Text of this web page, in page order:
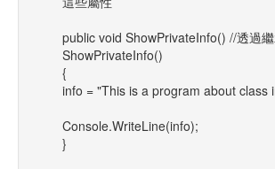
public void ShowPrivateInfo() //透過
ShowPrivateInfo()
{
info = "This is a program about class
Console.WriteLine(info);
}